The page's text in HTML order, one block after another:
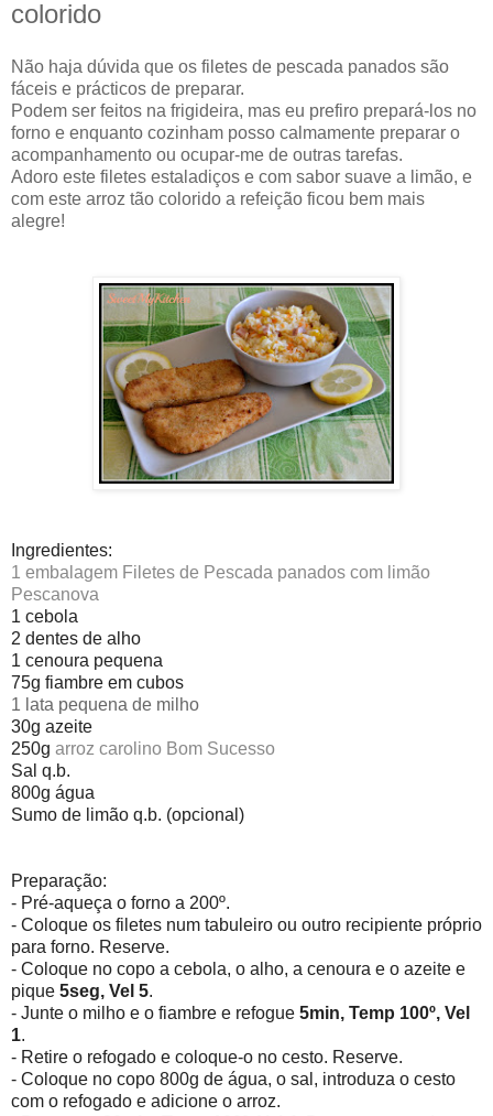
colorido
Não haja dúvida que os filetes de pescada panados são
fáceis e prácticos de preparar.
Podem ser feitos na frigideira, mas eu prefiro prepará-los no
forno e enquanto cozinham posso calmamente preparar o
acompanhamento ou ocupar-me de outras tarefas.
Adoro este filetes estaladiços e com sabor suave a limão, e
com este arroz tão colorido a refeição ficou bem mais
alegre!
Ingredientes:
1 embalagem Filetes de Pescada panados com limão
Pescanova
1 cebola
2 dentes de alho
1 cenoura pequena
75g fiambre em cubos
1 lata pequena de milho
30g azeite
250g arroz carolino Bom Sucesso
Sal q.b.
800g água
Sumo de limão q.b. (opcional)
Preparação:
- Pré-aqueça o forno a 200º.
- Coloque os filetes num tabuleiro ou outro recipiente próprio
para forno. Reserve.
- Coloque no copo a cebola, o alho, a cenoura e o azeite e
pique 5seg, Vel 5.
- Junte o milho e o fiambre e refogue 5min, Temp 100º, Vel
1.
- Retire o refogado e coloque-o no cesto. Reserve.
- Coloque no copo 800g de água, o sal, introduza o cesto
com o refogado e adicione o arroz.